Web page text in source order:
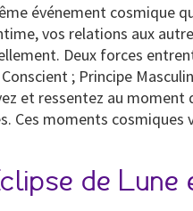
événement cosmique
vos relations aux
Deux forces
; Principe
et ressentez au
Ces moments
de